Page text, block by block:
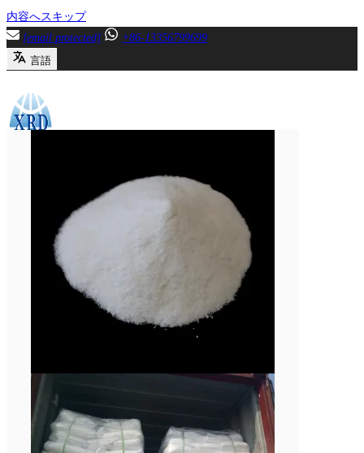
内容へスキップ
[email protected]
+86-13356799699
言語
閉じる